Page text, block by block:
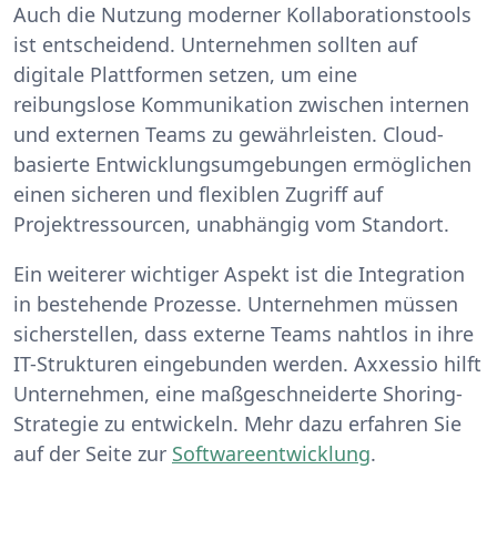
Auch die Nutzung moderner Kollaborationstools
ist entscheidend. Unternehmen sollten auf
digitale Plattformen setzen, um eine
reibungslose Kommunikation zwischen internen
und externen Teams zu gewährleisten. Cloud-
basierte Entwicklungsumgebungen ermöglichen
einen sicheren und flexiblen Zugriff auf
Projektressourcen, unabhängig vom Standort.
Ein weiterer wichtiger Aspekt ist die Integration
in bestehende Prozesse. Unternehmen müssen
sicherstellen, dass externe Teams nahtlos in ihre
IT-Strukturen eingebunden werden. Axxessio hilft
Unternehmen, eine maßgeschneiderte Shoring-
Strategie zu entwickeln. Mehr dazu erfahren Sie
auf der Seite zur Softwareentwicklung.